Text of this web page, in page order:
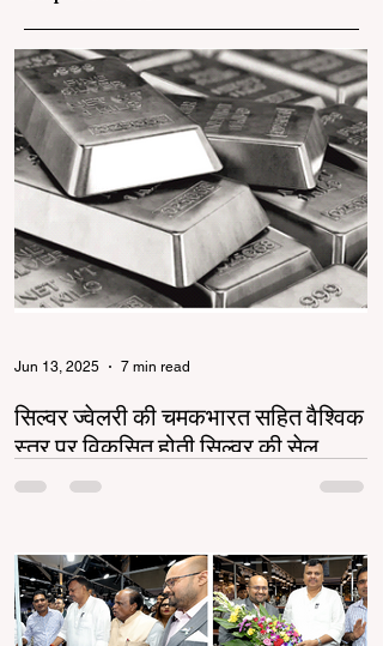
सिल्वर ज्वेलरी की चमकभारत सहित वैश्विक
स्तर पर विकसित होती सिल्वर की सेल
सिल्वर ज्वेलरी उद्योग भारत और वैश्विक स्तर पर तेजी से
Jun 13, 2025 7 min read